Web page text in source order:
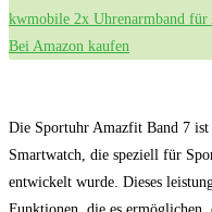
kwmobile 2x Uhrenarmband für
Bei Amazon kaufen
Die Sportuhr Amazfit Band 7
Smartwatch, die speziell für
entwickelt wurde. Dieses